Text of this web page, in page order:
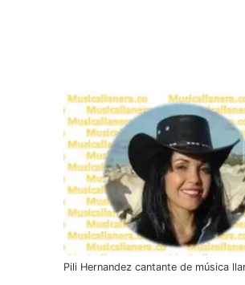
Pili Hernandez cantante de música